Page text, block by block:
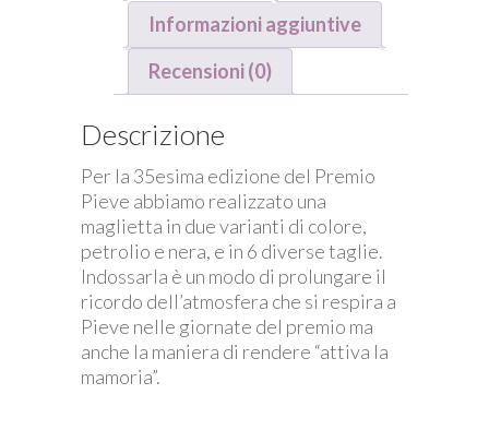
Informazioni aggiuntive
Recensioni (0)
Descrizione
Per la 35esima edizione del Premio
Pieve abbiamo realizzato una
maglietta in due varianti di colore,
petrolio e nera, e in 6 diverse taglie.
Indossarla è un modo di prolungare il
ricordo dell’atmosfera che si respira a
Pieve nelle giornate del premio ma
anche la maniera di rendere “attiva la
mamoria”.